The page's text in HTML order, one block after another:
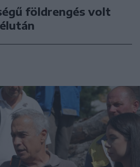
földrengés volt